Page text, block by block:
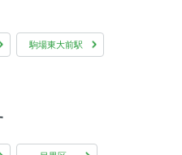
日より2週間
駒場東大前駅